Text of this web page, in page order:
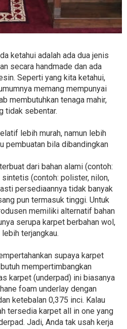
ketahui adalah ada dua jenis
secara handmade dan ada
Seperti yang kita ketahui,
memang mempunyai
membutuhkan tenaga mahir,
tidak sebentar.
lebih murah, namun lebih
pembuatan bila dibandingkan
dari bahan alami (contoh:
sintetis (contoh: polister, nilon,
persediaannya tidak banyak
pun termasuk tinggi. Untuk
memiliki alternatif bahan
serupa karpet berbahan wol,
terjangkau.
supaya karpet
mempertimbangkan
karpet (underpad) ini biasanya
foam underlay dengan
ketebalan 0,375 inci. Kalau
tersedia karpet all in one yang
Jadi, Anda tak usah kerja